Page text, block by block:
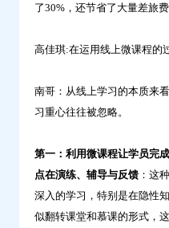
了30%，还节省了大量差旅费
高佳琪:在运用线上微课程的
南哥：从线上学习的本质来
习重心往往被忽略。
第一：利用微课程让学员完
点在演练、辅导与反馈 ：这
深入的学习，特别是在隐性
似翻转课堂和慕课的形式，